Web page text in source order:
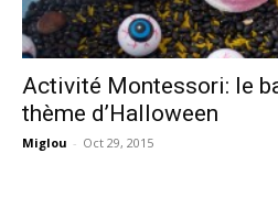
Activité Montessori: le
thème d’Halloween
Miglou - Oct 29, 2015